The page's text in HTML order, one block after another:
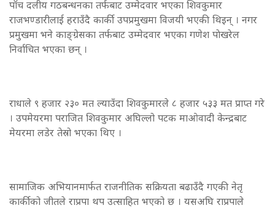
पॉच दलीय गठबन्धनका तर्फबाट उम्मेदवार भएका शिवकुमार
राजभण्डारीलाई हराउँदै कार्की उपप्रमुखमा विजयी भएकी थिइन् । नगर
प्रमुखमा भने काङ्ग्रेसका तर्फबाट उम्मेदवार भएका गणेश पाेखरेल
निर्वाचित भएका छन् ।
राधाले ९ हजार २३० मत ल्याउँदा शिवकुमारले ८ हजार ५३३ मत प्राप्त गरे
। उपमेयरमा पराजित शिवकुमार अघिल्लो पटक माओवादी केन्द्रबाट
मेयरमा लडेर तेस्रो भएका थिए ।
सामाजिक अभियानमार्फत राजनीतिक सक्रियता बढाउँदै गएकी नेतृ
कार्कीको जीतले राप्रपा थप उत्साहित भएको छ । यसअघि राप्रपाले